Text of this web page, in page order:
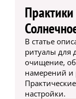
В статье
ритуалы для
очищение,
намерений и
настройки.